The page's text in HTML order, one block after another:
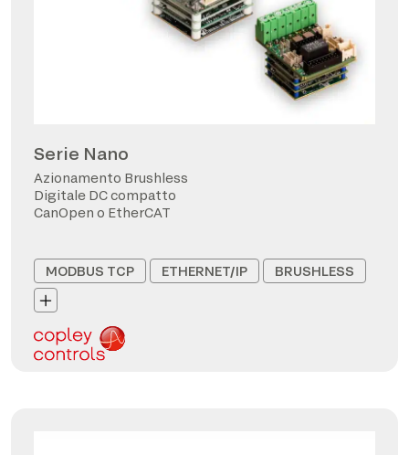
Serie Nano
Azionamento Brushless
Digitale DC compatto
CanOpen o EtherCAT
MODBUS TCP ETHERNET/IP BRUSHLESS